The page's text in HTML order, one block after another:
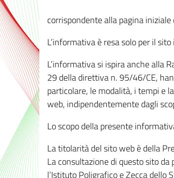
corrispondente alla pagina
L’informativa è resa solo per il
L’informativa si ispira anche alla
29 della direttiva n. 95/46/CE,
particolare, le modalità, i tempi e
web, indipendentemente dagli
Lo scopo della presente
La titolarità del sito web è della
La consultazione di questo sito
l’Istituto Poligrafico e Zecca dello